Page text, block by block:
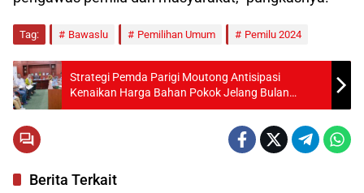
Tag: Bawaslu Pemilihan Umum Pemilu 2024
Strategi Pemda Parigi Moutong Antisipasi
Kenaikan Harga Bahan Pokok Jelang Bulan
Ramadhan
Berita Terkait